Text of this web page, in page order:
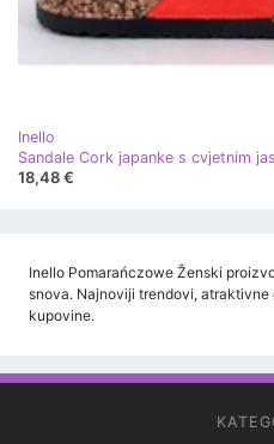
Inello
18,48 €
Inello Pomarańczowe Ženski
snova. Najnoviji trendovi,
kupovine.